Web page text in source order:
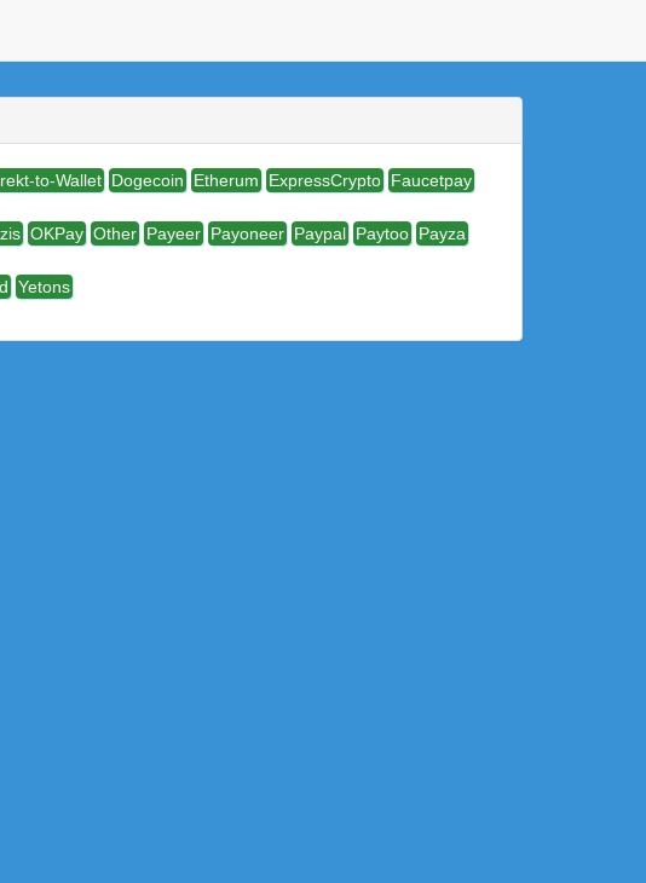
to-Wallet Dogecoin Etherum ExpressCrypto Faucetpay
OKPay Other Payeer Payoneer Paypal Paytoo Payza
Yetons